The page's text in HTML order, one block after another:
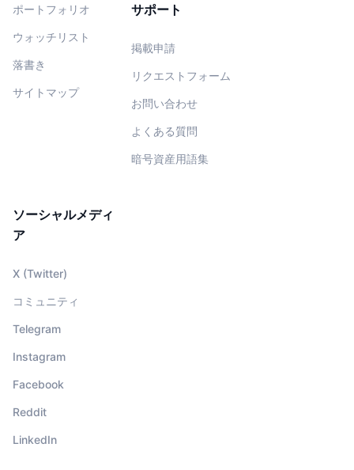
ポートフォリオ
ウォッチリスト
落書き
サイトマップ
サポート
掲載申請
リクエストフォーム
お問い合わせ
よくある質問
暗号資産用語集
ソーシャルメディ
ア
X (Twitter)
コミュニティ
Telegram
Instagram
Facebook
Reddit
LinkedIn